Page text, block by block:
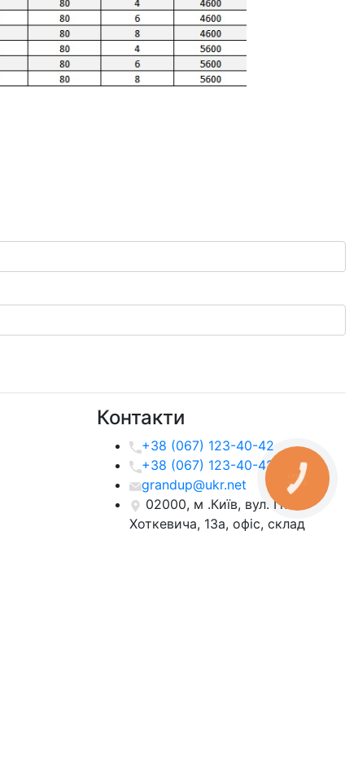
Контакти
+38 (067) 123-40-42
+38 (067) 123-40-42
grandup@ukr.net
02000, м .Київ, вул. Гната
Хоткевича, 13а, офіс, склад